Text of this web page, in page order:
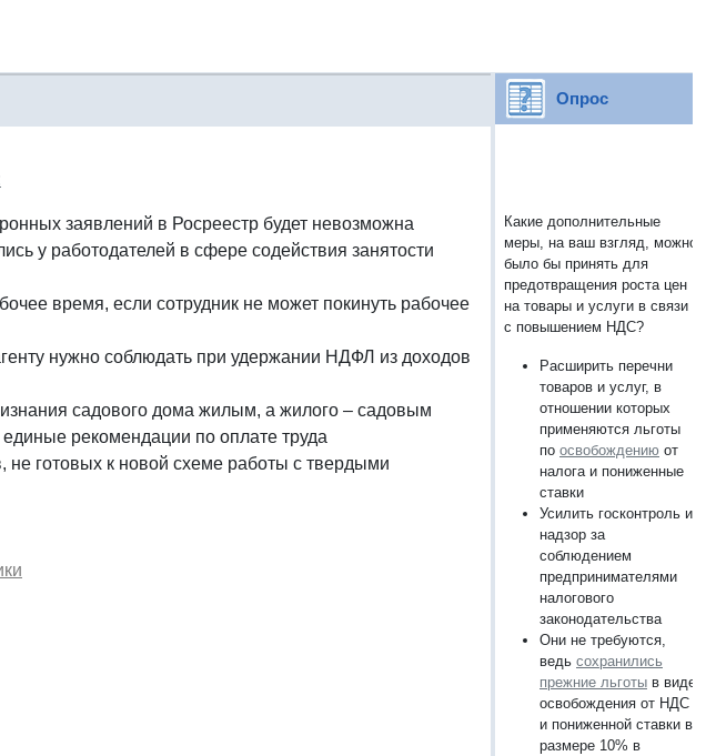
заявлений в Росреестр будет невозможна
у работодателей в сфере содействия занятости
время, если сотрудник не может покинуть рабочее
нужно соблюдать при удержании НДФЛ из доходов
садового дома жилым, а жилого – садовым
рекомендации по оплате труда
не готовых к новой схеме работы с твердыми
Опрос
Какие дополнительные
меры, на ваш взгляд, можно
было бы принять для
предотвращения роста цен
на товары и услуги в связи
с повышением НДС?
Расширить перечни
товаров и услуг, в
отношении которых
применяются льготы
по освобождению от
налога и пониженные
ставки
Усилить госконтроль и
надзор за
соблюдением
предпринимателями
налогового
законодательства
Они не требуются,
ведь сохранились
прежние льготы в виде
освобождения от НДС
и пониженной ставки в
размере 10% в